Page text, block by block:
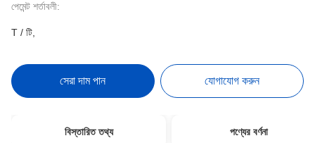
পেমেন্ট শর্তাবলী:
T / টি,
সেরা দাম পান যোগাযোগ করুন
বিস্তারিত তথ্য পণ্যের বর্ণনা